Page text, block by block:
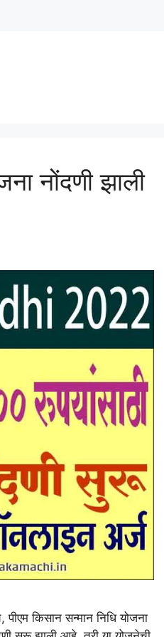
नोंदणी झाली
किसान सन्मान निधि योजना